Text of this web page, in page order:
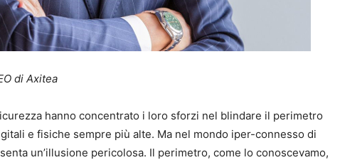
di Axitea
hanno concentrato i loro sforzi nel blindare il perimetro
e fisiche sempre più alte. Ma nel mondo iper-connesso di
un’illusione pericolosa. Il perimetro, come lo conoscevamo,